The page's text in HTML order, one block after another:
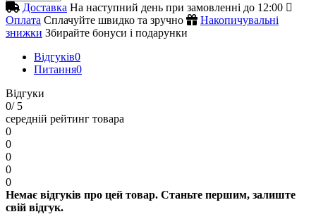
Доставка На наступний день при замовленні до 12:00
Оплата Сплачуйте швидко та зручно
Накопичувальні
знижки Збирайте бонуси і подарунки
Відгуків0
Питання0
Відгуки
0/ 5
середній рейтинг товара
0
0
0
0
0
Немає відгуків про цей товар. Станьте першим, залиште
свій відгук.